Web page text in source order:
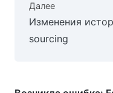
Далее
Изменения
sourcing